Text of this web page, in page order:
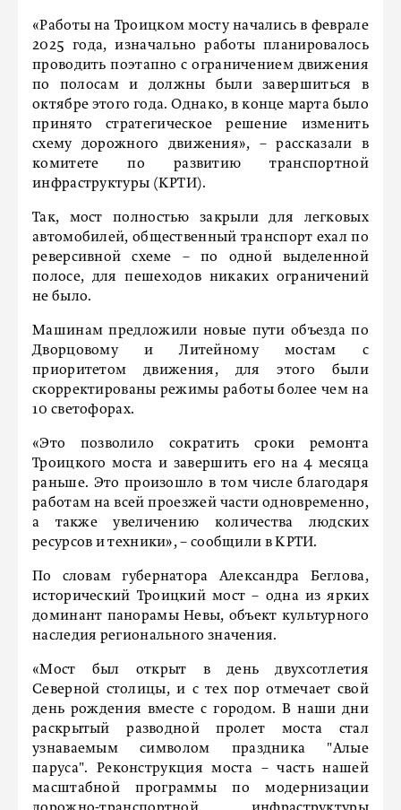
«Работы на Троицком мосту начались в феврале
2025 года, изначально работы планировалось
проводить поэтапно с ограничением движения
по полосам и должны были завершиться в
октябре этого года. Однако, в конце марта было
принято стратегическое решение изменить
схему дорожного движения», – рассказали в
комитете по развитию транспортной
инфраструктуры (КРТИ).
Так, мост полностью закрыли для легковых
автомобилей, общественный транспорт ехал по
реверсивной схеме – по одной выделенной
полосе, для пешеходов никаких ограничений
не было.
Машинам предложили новые пути объезда по
Дворцовому и Литейному мостам с
приоритетом движения, для этого были
скорректированы режимы работы более чем на
10 светофорах.
«Это позволило сократить сроки ремонта
Троицкого моста и завершить его на 4 месяца
раньше. Это произошло в том числе благодаря
работам на всей проезжей части одновременно,
а также увеличению количества людских
ресурсов и техники», – сообщили в КРТИ.
По словам губернатора Александра Беглова,
исторический Троицкий мост – одна из ярких
доминант панорамы Невы, объект культурного
наследия регионального значения.
«Мост был открыт в день двухсотлетия
Северной столицы, и с тех пор отмечает свой
день рождения вместе с городом. В наши дни
раскрытый разводной пролет моста стал
узнаваемым символом праздника "Алые
паруса". Реконструкция моста – часть нашей
масштабной программы по модернизации